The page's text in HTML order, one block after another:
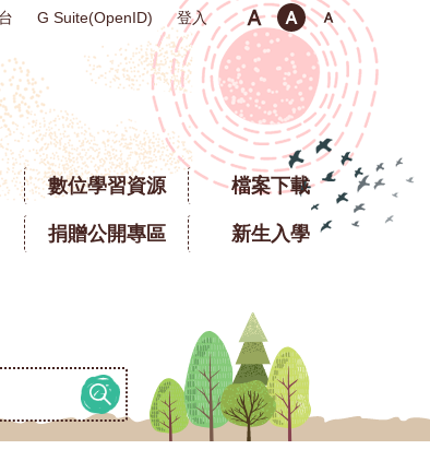
G Suite(OpenID) 登入
數位學習資源 檔案下載
捐贈公開專區 新生入學